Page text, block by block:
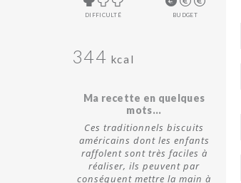
DIFFICULTÉ BUDGET
344 kcal
Ma recette en quelques
mots...
Ces traditionnels biscuits
américains dont les enfants
raffolent sont très faciles à
réaliser, ils peuvent par
conséquent mettre la main à